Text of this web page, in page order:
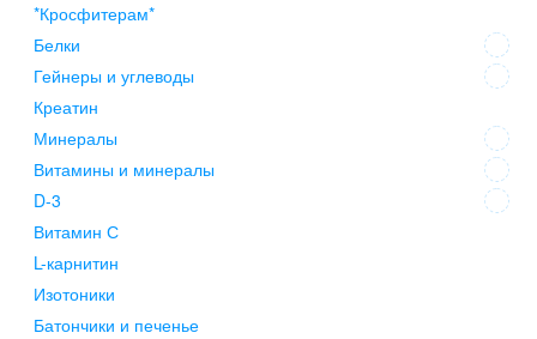
*Кросфитерам*
Белки
Гейнеры и углеводы
Креатин
Минералы
Витамины и минералы
D-3
Витамин С
L-карнитин
Изотоники
Батончики и печенье